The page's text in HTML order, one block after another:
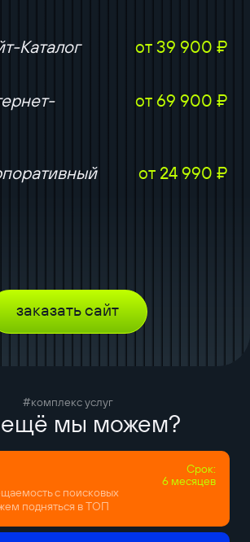
Каталог от 39 900 ₽
от 69 900 ₽
от 24 990 ₽
заказать сайт
#комплекс услуг
ещё мы можем?
с поисковых
подняться в ТОП
Срок:
6 месяцев